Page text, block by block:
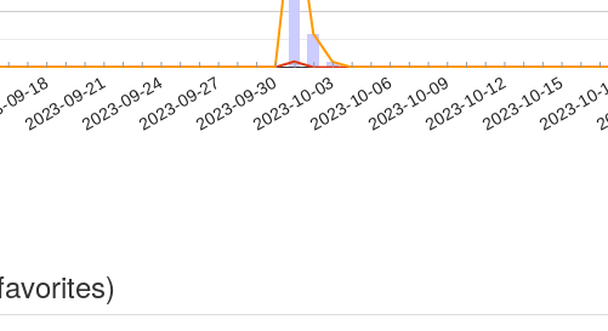
18
2023-09-212023-09-242023-09-272023-09-302023-10-032023-10-062023-10-092023-10-122023-10-15
2023-